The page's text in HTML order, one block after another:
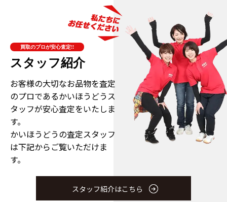
買取のプロが安心査定!!
スタッフ紹介
お客様の大切なお品物を査定
のプロであるかいほうどうス
タッフが安心査定をいたしま
す。
かいほうどうの査定スタッフ
は下記からご覧いただけま
す。
スタッフ紹介はこちら